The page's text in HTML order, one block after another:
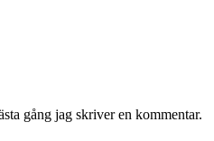
gång jag skriver en kommentar.